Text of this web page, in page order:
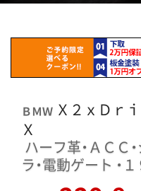
ＢＭＷ Ｘ２ｘＤｒ
Ｘ
ハーフ革・ＡＣＣ
ラ・電動ゲート ・